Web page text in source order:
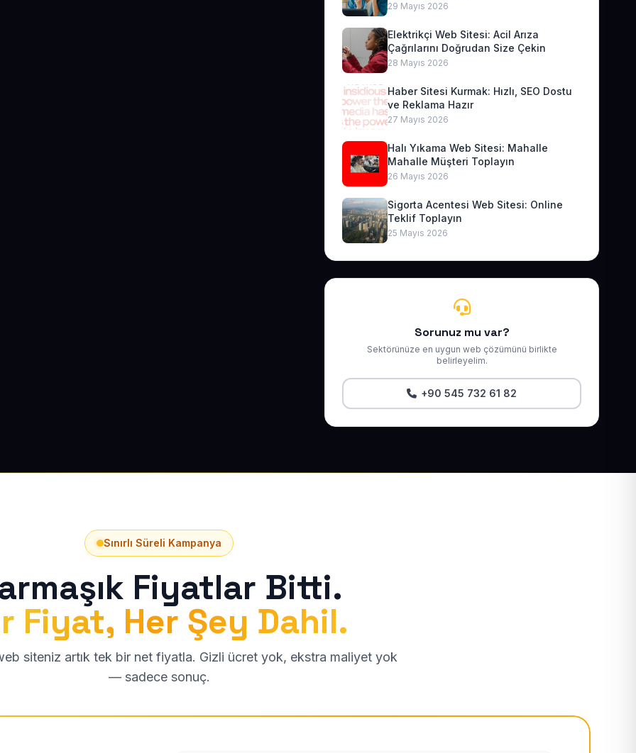
29 Mayıs 2026
Elektrikçi Web Sitesi: Acil Arıza
Çağrılarını Doğrudan Size Çekin
28 Mayıs 2026
Haber Sitesi Kurmak: Hızlı, SEO Dostu
ve Reklama Hazır
27 Mayıs 2026
Halı Yıkama Web Sitesi: Mahalle
Mahalle Müşteri Toplayın
26 Mayıs 2026
Sigorta Acentesi Web Sitesi: Online
Teklif Toplayın
25 Mayıs 2026
Sorunuz mu var?
Sektörünüze en uygun web çözümünü birlikte
belirleyelim.
+90 545 732 61 82
Sınırlı Süreli Kampanya
Fiyatlar Bitti.
Fiyat, Her Şey Dahil.
siteniz artık tek bir net fiyatla. Gizli ücret yok, ekstra maliyet yok
— sadece sonuç.